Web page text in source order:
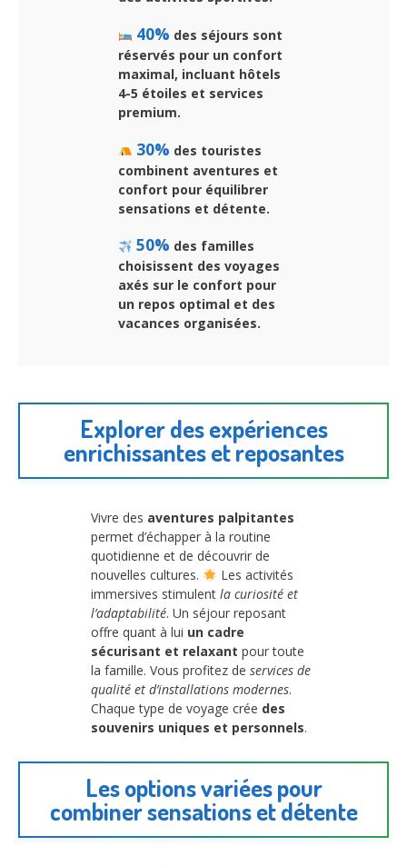
40% des séjours sont
réservés pour un confort
maximal, incluant hôtels
4-5 étoiles et services
premium.
30% des touristes
combinent aventures et
confort pour équilibrer
sensations et détente.
50% des familles
choisissent des voyages
axés sur le confort pour
un repos optimal et des
vacances organisées.
Explorer des expériences
enrichissantes et reposantes
Vivre des aventures palpitantes
permet d’échapper à la routine
quotidienne et de découvrir de
nouvelles cultures.
Les activités
immersives stimulent la curiosité et
l’adaptabilité. Un séjour reposant
offre quant à lui un cadre
sécurisant et relaxant pour toute
la famille. Vous profitez de services de
qualité et d’installations modernes.
Chaque type de voyage crée des
souvenirs uniques et personnels.
Les options variées pour
combiner sensations et détente